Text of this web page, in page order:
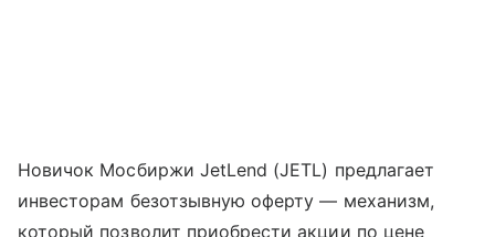
Новичок Мосбиржи JetLend (JETL) предлагает
инвесторам безотзывную оферту — механизм,
который позволит приобрести акции по цене